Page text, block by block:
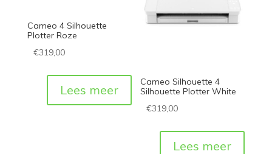
Cameo 4 Silhouette
Plotter Roze
€319,00
Lees meer
Cameo Silhouette 4
Silhouette Plotter White
€319,00
Lees meer